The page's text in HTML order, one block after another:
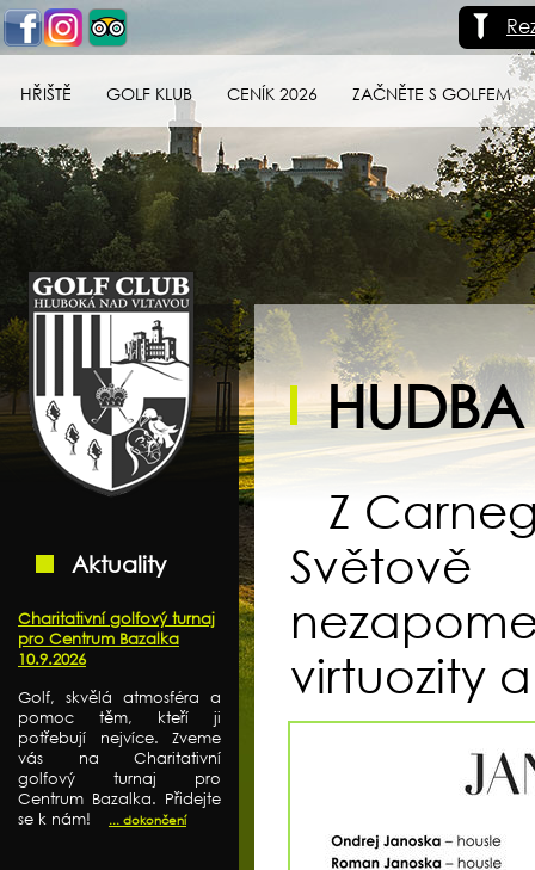
HŘIŠTĚ GOLF KLUB CENÍK 2026 ZAČNĚTE S GOLFEM
Golf klub Hluboká
nad Vltavou
Aktuality
Charitativní golfový turnaj
pro Centrum Bazalka
10.9.2026
Golf, skvělá atmosféra a
pomoc těm, kteří ji
potřebují nejvíce. Zveme
vás na Charitativní
golfový turnaj pro
Centrum Bazalka. Přidejte
se k nám!
... dokončení
Z
Světově
virtuozity